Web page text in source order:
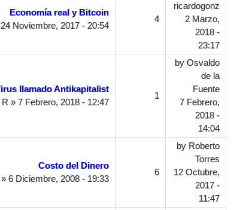
Economía real y Bitcoin
Noviembre, 2017 - 20:54
4
ricardogonz
2 Marzo,
2018 -
23:17
llamado Antikapitalist
» 7 Febrero, 2018 - 12:47
1
by Osvaldo
de la
Fuente
7 Febrero,
2018 -
14:04
Costo del Dinero
6 Diciembre, 2008 - 19:33
6
by Roberto
Torres
12 Octubre,
2017 -
11:47